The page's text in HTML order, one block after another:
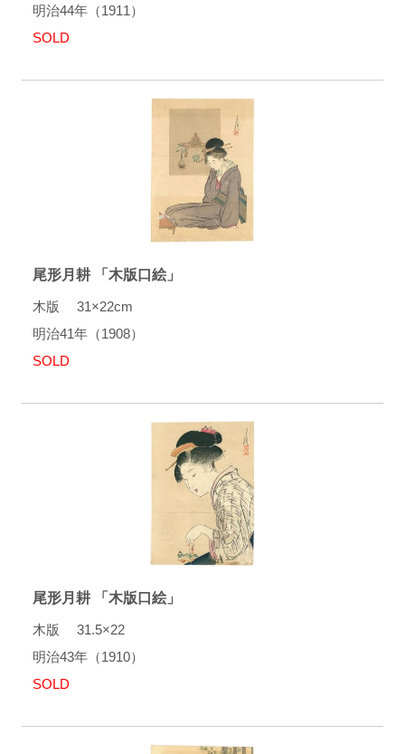
明治44年（1911）
SOLD
尾形月耕 「木版口絵」
木版 31×22cm
明治41年（1908）
SOLD
尾形月耕 「木版口絵」
木版 31.5×22
明治43年（1910）
SOLD